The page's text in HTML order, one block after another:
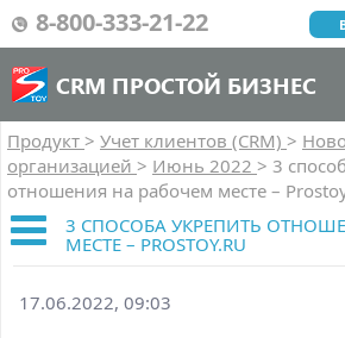
8-800-333-21-22
CRM ПРОСТОЙ БИЗНЕС
Продукт > Учет клиентов (CRM) >
организацией > Июнь 2022 > 3
отношения на рабочем месте –
3 СПОСОБА УКРЕПИТЬ
МЕСТЕ – PROSTOY.RU
17.06.2022, 09:03